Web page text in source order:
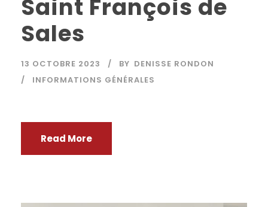
Saint François de
Sales
13 OCTOBRE 2023 BY DENISSE RONDON
INFORMATIONS GÉNÉRALES
Read More